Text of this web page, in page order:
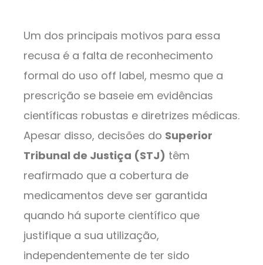
Um dos principais motivos para essa
recusa é a falta de reconhecimento
formal do uso off label, mesmo que a
prescrição se baseie em evidências
científicas robustas e diretrizes médicas.
Apesar disso, decisões do Superior
Tribunal de Justiça (STJ) têm
reafirmado que a cobertura de
medicamentos deve ser garantida
quando há suporte científico que
justifique a sua utilização,
independentemente de ter sido